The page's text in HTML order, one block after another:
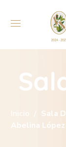
Inicio Sala
Abelina